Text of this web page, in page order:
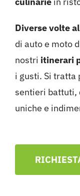
Diverse volte
di auto e moto
nostri itinerari
i gusti. Si tratta
sentieri battuti,
uniche e